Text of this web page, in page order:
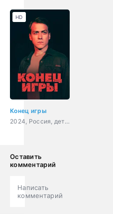
Конец игры
2024, Россия, детектив, мелодрама
HD
Оставить
комментарий
Написать
комментарий